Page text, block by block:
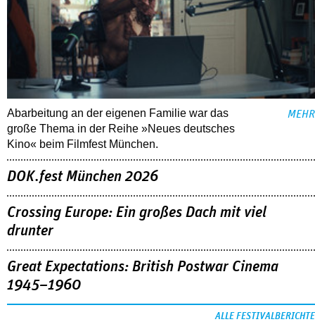
Abarbeitung an der eigenen Familie war das
große Thema in der Reihe »Neues deutsches
Kino« beim Filmfest München.
MEHR
DOK.fest München 2026
Crossing Europe: Ein großes Dach mit viel
drunter
Great Expectations: British Postwar Cinema
1945–1960
ALLE FESTIVALBERICHTE